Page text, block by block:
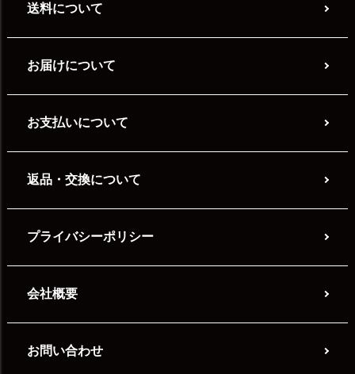
送料について
お届けについて
お支払いについて
返品・交換について
プライバシーポリシー
会社概要
お問い合わせ